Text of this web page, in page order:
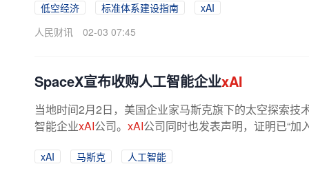
低空经济 标准体系建设指南
xAI
人民财讯
02-03 07:45
SpaceX宣布收购人工智能企业xAI
当地时间2月2日，美国企业家马斯克旗下的太空探索
智能企业xAI公司。 xAI公司同时也发表声明，证明已“加
xAI 马斯克
人工智能